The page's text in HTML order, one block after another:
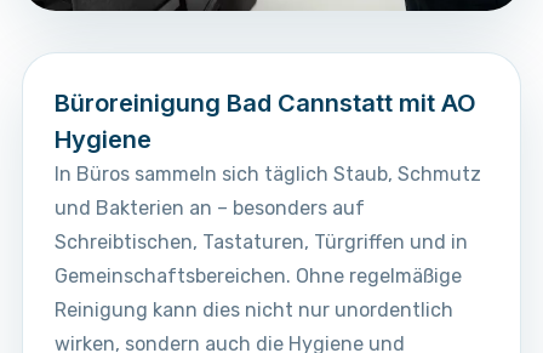
Büroreinigung Bad Cannstatt mit AO
Hygiene
In Büros sammeln sich täglich Staub, Schmutz
und Bakterien an – besonders auf
Schreibtischen, Tastaturen, Türgriffen und in
Gemeinschaftsbereichen. Ohne regelmäßige
Reinigung kann dies nicht nur unordentlich
wirken, sondern auch die Hygiene und